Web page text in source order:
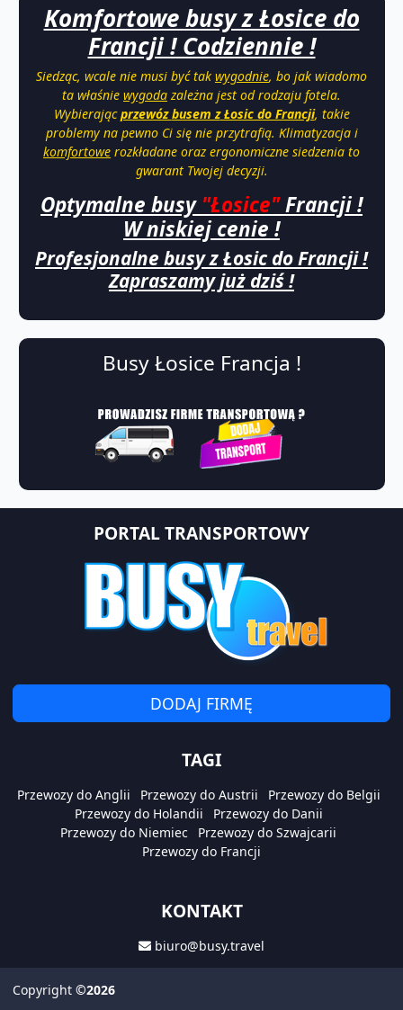
Komfortowe busy z Łosice do
Francji ! Codziennie !
Siedząc, wcale nie musi być tak wygodnie, bo jak wiadomo
ta właśnie wygoda zależna jest od rodzaju fotela.
Wybierającprzewózbusem zŁosic do Francji, takie
problemy na pewno Ci się nie przytrafią. Klimatyzacja i
komfortowe rozkładane oraz ergonomiczne siedzenia to
gwarant Twojej decyzji.
Optymalne busy "Łosice"Francji !
W niskiej cenie !
Profesjonalne busy z Łosic do Francji !
Zapraszamy już dziś !
Busy Łosice Francja !
PORTAL TRANSPORTOWY
DODAJ FIRMĘ
TAGI
Przewozy do Anglii Przewozy do Austrii
Przewozy do Belgii
Przewozy do Holandii
Przewozy do Danii
Przewozy do Niemiec
Przewozy do Szwajcarii
Przewozy do Francji
KONTAKT
biuro@busy.travel
Copyright ©2026